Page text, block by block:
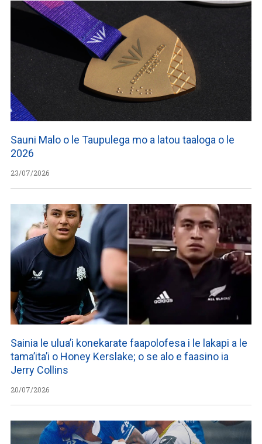
Sauni Malo o le Taupulega mo a latou taaloga o le
2026
23/07/2026
Sainia le ulua’i konekarate faapolofesa i le lakapi a le
tama’ita’i o Honey Kerslake; o se alo e faasino ia
Jerry Collins
20/07/2026